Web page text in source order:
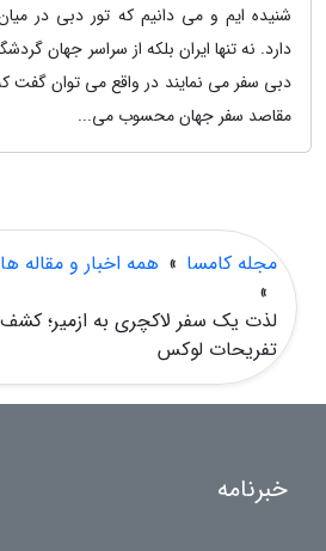
شنیده ایم و می دانیم که تور دبی در
دارد. نه تنها ایران بلکه از سراسر جهان
دبی سفر می نمایند در واقع می توان گفت
مقاصد سفر جهان محسوب می...
مجله کامسا » همه اخبار و مقاله ها
»
لذت یک سفر لاکچری به ازمیر؛
تفریحات لوکس
خبرنامه